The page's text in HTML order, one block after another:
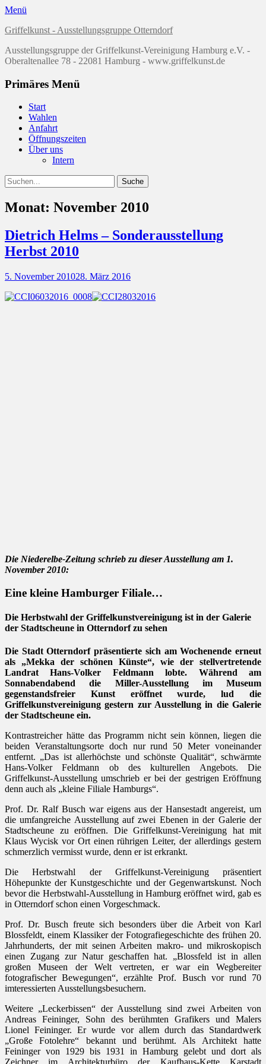
Menü
Griffelkunst - Ausstellungsgruppe Otterndorf
Ausstellungsgruppe der Griffelkunst-Vereinigung Hamburg e.V. -
Oberaltenallee 78 - 22081 Hamburg - www.griffelkunst.de
Primäres Menü
Zum
Inhalt
springen
Start
Wahlen
Anfahrt
Öffnungszeiten
Über uns
Intern
Suchen
Suche
nach:
Monat: November 2010
Dietrich Helms – Sonderausstellung
Herbst 2010
Posted
5. November 201028. März 2016
Die Niederelbe-Zeitung schrieb zu dieser Ausstellung am 1.
November 2010:
Eine kleine Hamburger Filiale…
Die Herbstwahl der Griffelkunstvereinigung ist in der Galerie
der Stadtscheune in Otterndorf zu sehen
Die Stadt Otterndorf präsentierte sich am Wochenende erneut
als „Mekka der schönen Künste“, wie der stellvertretende
Landrat Hans-Volker Feldmann lobte. Während am
Sonnabendabend die Miller-Ausstellung im Museum
gegenstandsfreier Kunst eröffnet wurde, lud die
Griffelkunstvereinigung gestern zur Ausstellung in die Galerie
der Stadtscheune ein.
Kontrastreicher hätte das Programm nicht sein können, liegen die
beiden Veranstaltungsorte doch nur rund 50 Meter voneinander
entfernt. „Das ist allerhöchste und schönste Qualität“, schwärmte
Hans-Volker Feldmann ob des kulturellen Angebots. Die
Griffelkunst-Ausstellung umschrieb er bei der gestrigen Eröffnung
denn auch als „kleine Filiale Hamburgs“.
Prof. Dr. Ralf Busch war eigens aus der Hansestadt angereist, um
die umfangreiche Ausstellung auf zwei Ebenen in der Galerie der
Stadtscheune zu eröffnen. Die Griffelkunst-Vereinigung hat mit
Klaus Wycisk vor Ort einen rührigen Leiter, der allerdings gestern
schmerzlich vermisst wurde, denn er ist erkrankt.
Die Herbstwahl der Griffelkunst-Vereinigung präsentiert
Höhepunkte der Kunstgeschichte und der Gegenwartskunst. Noch
bevor die Herbstwahl-Ausstellung in Hamburg eröffnet wird, gab es
in Otterndorf schon einen Vorgeschmack.
Prof. Dr. Busch freute sich besonders über die Arbeit von Karl
Blossfeldt, einem Klassiker der Fotografiegeschichte des frühen 20.
Jahrhunderts, der mit seinen Arbeiten makro- und mikroskopisch
einen Zugang zur Natur geschaffen hat. „Blossfeld ist in allen
großen Museen der Welt vertreten, er war ein Wegbereiter
fotografischer Bewegungen“, erzählte Prof. Busch vor rund 70
imteressierten Ausstellungsbesuchern.
Weitere „Leckerbissen“ der Ausstellung sind zwei Arbeiten von
Andreas Feininger, Sohn des berühmten Grafikers und Malers
Lionel Feininger. Er wurde vor allem durch das Standardwerk
„Große Fotolehre“ bekannt und berühmt. Als Architekt hatte
Feininger von 1929 bis 1931 in Hamburg gelebt und dort als